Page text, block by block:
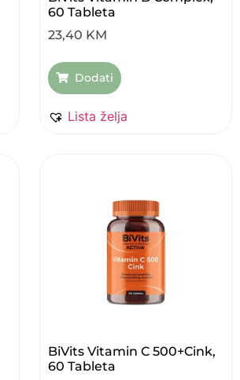
60 Tableta
23,40 KM
Dodati
Lista želja
BiVits Vitamin C 500+Cink,
60 Tableta